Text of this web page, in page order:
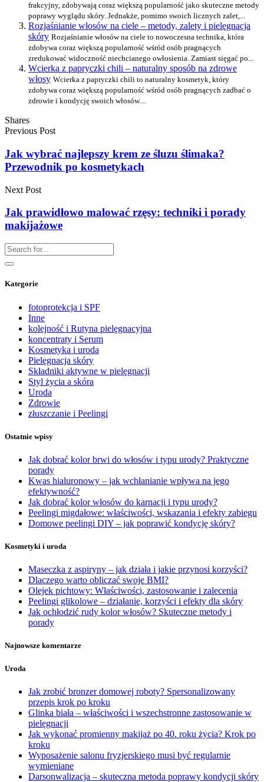
frakcyjny, zdobywają coraz większą popularność jako skuteczne metody
poprawy wyglądu skóry. Jednakże, pomimo swoich licznych zalet,...
Rozjaśnianie włosów na ciele – metody, zalety i pielęgnacja
skóry Rozjaśnianie włosów na ciele to nowoczesna technika, która
zdobywa coraz większą popularność wśród osób pragnących
zredukować widoczność niechcianego owłosienia. Zamiast sięgać po...
Wcierka z papryczki chili – naturalny sposób na zdrowe
włosy Wcierka z papryczki chili to naturalny kosmetyk, który
zdobywa coraz większą popularność wśród osób pragnących zadbać o
zdrowie i kondycję swoich włosów....
Shares
Previous Post
Jak wybrać najlepszy krem ze śluzu ślimaka?
Przewodnik po kosmetykach
Next Post
Jak prawidłowo malować rzęsy: techniki i porady
makijażowe
Kategorie
fotoprotekcja i SPF
Inne
kolejność i Rutyna pielęgnacyjna
koncentraty i Serum
Kosmetyka i uroda
Pielęgnacja skóry
Składniki aktywne w pielęgnacji
Styl życia a skóra
Uroda
Zdrowie
złuszczanie i Peelingi
Ostatnie wpisy
Jak dobrać kolor brwi do włosów i typu urody? Praktyczne
porady
Kwas hialuronowy – jak wchłanianie wpływa na jego
efektywność?
Jak dobrać kolor włosów do karnacji i typu urody?
Peelingi migdałowe: właściwości, wskazania i efekty zabiegu
Domowe peelingi DIY – jak poprawić kondycję skóry?
Kosmetyki i uroda
Maseczka z aspiryny – jak działa i jakie przynosi korzyści?
Dlaczego warto obliczać swoje BMI?
Olejek pichtowy: Właściwości, zastosowanie i zalecenia
Peelingi glikolowe – działanie, korzyści i efekty dla skóry
Jak ochłodzić rudy kolor włosów? Skuteczne metody i
porady
Najnowsze komentarze
Uroda
Jak zrobić bronzer domowej roboty? Spersonalizowany
przepis krok po kroku
Glinka biała – właściwości i wszechstronne zastosowanie w
pielęgnacji
Jak wykonać promienny makijaż po 40. roku życia? Krok po
kroku
Wyposażenie salonu fryzjerskiego musi być regularnie
wymieniane
Darsonwalizacja – skuteczna metoda poprawy kondycji skóry